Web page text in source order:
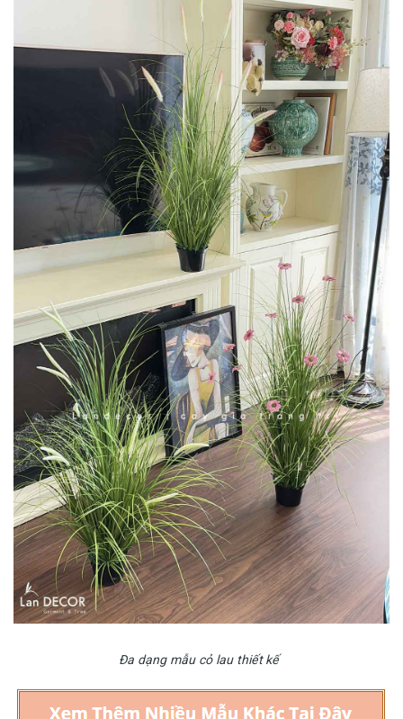
Đa dạng mẫu cỏ lau thiết kế